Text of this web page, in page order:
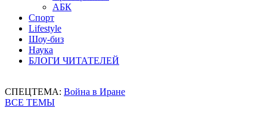
АБК
Спорт
Lifestyle
Шоу-биз
Наука
БЛОГИ ЧИТАТЕЛЕЙ
СПЕЦТЕМА: Война в Иране
ВСЕ ТЕМЫ